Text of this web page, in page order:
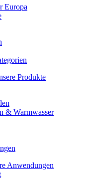
Europa
Produkte
& Warmwasser
Anwendungen